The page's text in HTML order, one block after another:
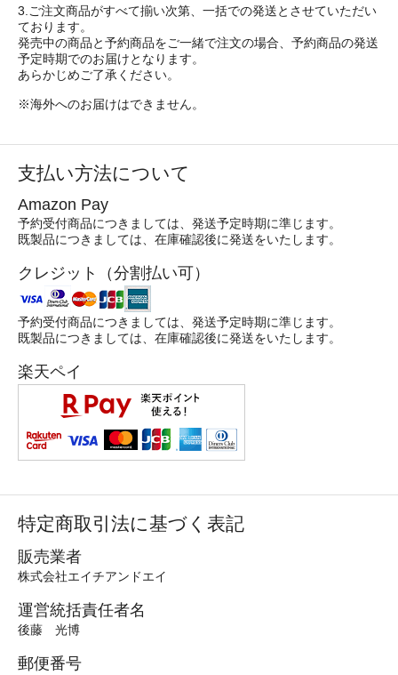
3.ご注文商品がすべて揃い次第、一括での発送とさせていただい
ております。
発売中の商品と予約商品をご一緒で注文の場合、予約商品の発送
予定時期でのお届けとなります。
あらかじめご了承ください。
※海外へのお届けはできません。
支払い方法について
Amazon Pay
予約受付商品につきましては、発送予定時期に準じます。
既製品につきましては、在庫確認後に発送をいたします。
クレジット（分割払い可）
予約受付商品につきましては、発送予定時期に準じます。
既製品につきましては、在庫確認後に発送をいたします。
楽天ペイ
特定商取引法に基づく表記
販売業者
株式会社エイチアンドエイ
運営統括責任者名
後藤 光博
郵便番号